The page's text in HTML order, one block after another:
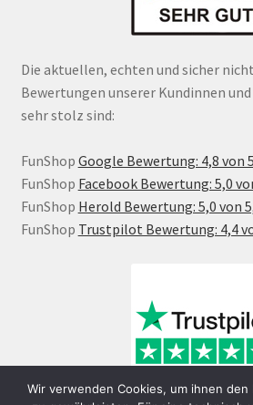
Die aktuellen, echten und sicher
Bewertungen unserer Kundinnen
sehr stolz sind:
FunShop Google Bewertung: 4,8 von
FunShop Facebook Bewertung: 5,0
FunShop Herold Bewertung: 5,0 von
FunShop Trustpilot Bewertung: 4,4
Wir verwenden Cookies, um ihnen